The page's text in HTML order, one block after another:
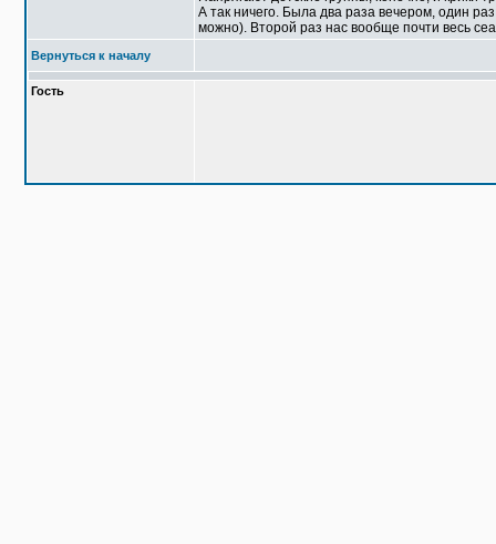
А так ничего. Была два раза вечером, один
можно). Второй раз нас вообще почти весь
Вернуться к началу
Гость